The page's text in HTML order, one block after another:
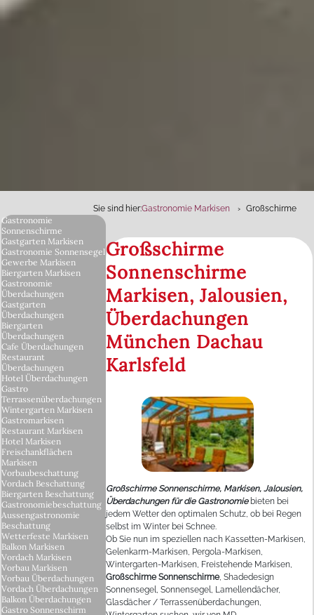
Sie sind hier:Gastronomie Markisen Großschirme
Großschirme
Sonnenschirme
Markisen, Jalousien,
Überdachungen
München Dachau
Karlsfeld
Großschirme Sonnenschirme, Markisen, Jalousien,
Überdachungen für die Gastronomiebieten bei
jedem Wetter den optimalen Schutz, ob bei Regen
selbst im Winter bei Schnee.
Ob Sie nun im speziellen nach Kassetten-Markisen,
Gelenkarm-Markisen, Pergola-Markisen,
Wintergarten-Markisen, Freistehende Markisen,
Großschirme Sonnenschirme, Shadedesign
Sonnensegel, Sonnensegel, Lamellendächer,
Glasdächer / Terrassenüberdachungen,
Gastronomie
Sonnenschirme
Gastgarten Markisen
Gastronomie Sonnensegel
Gewerbe Markisen
Biergarten Markisen
Gastronomie
Überdachungen
Gastgarten
Überdachungen
Biergarten
Überdachungen
Cafe Überdachungen
Restaurant
Überdachungen
Hotel Überdachungen
Gastro
Terrassenüberdachungen
Wintergarten Markisen
Gastromarkisen
Restaurant Markisen
Hotel Markisen
Freischankflächen
Markisen
Vorbaubeschattung
Vordach Beschattung
Biergarten Beschattung
Gastronomiebeschattung
Aussengastronomie
Beschattung
Wetterfeste Markisen
Balkon Markisen
Vordach Markisen
Vorbau Markisen
Vorbau Überdachungen
Vordach Überdachungen
Balkon Überdachungen
Gastro Sonnenschirm